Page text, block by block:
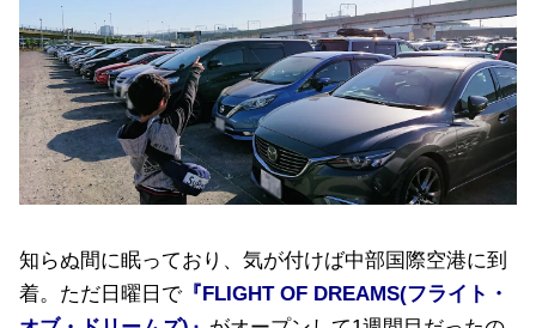
知らぬ間に眠っており、気が付けば中部国際空港に到
着。ただ日曜日で『FLIGHT OF DREAMS(フライト・